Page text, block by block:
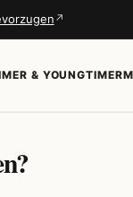
↗
& YOUNGTIMER